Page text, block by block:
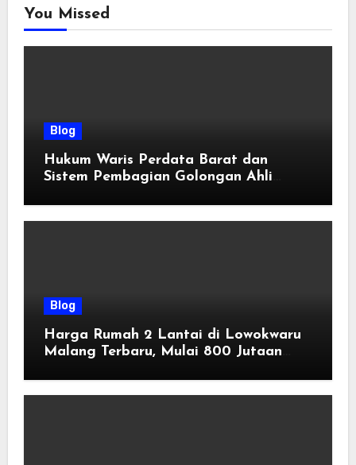
You Missed
Blog
Hukum Waris Perdata Barat dan
Sistem Pembagian Golongan Ahli
Blog
Harga Rumah 2 Lantai di Lowokwaru
Malang Terbaru, Mulai 800 Jutaan